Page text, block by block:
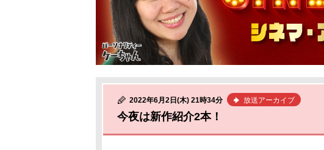
2022年6月2日(木) 21時34分 放送アーカイブ
今夜は新作紹介2本！